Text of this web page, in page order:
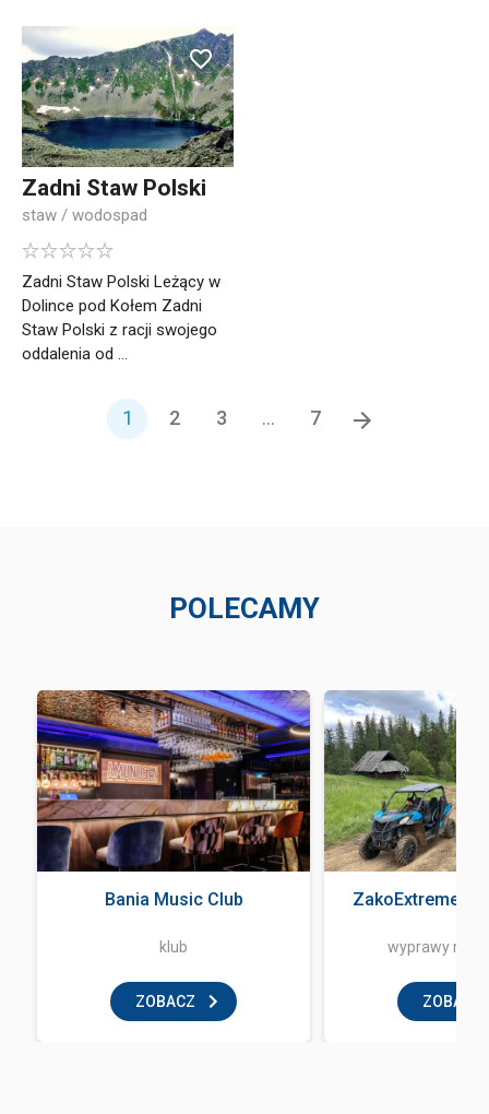
Zadni Staw Polski
staw / wodospad
Zadni Staw Polski Leżący w
Dolince pod Kołem Zadni
Staw Polski z racji swojego
oddalenia od ...
1 2 3 ... 7
POLECAMY
Bania Music Club
klub
ZOBACZ
ZakoExtreme
wyprawy na
ZOBACZ